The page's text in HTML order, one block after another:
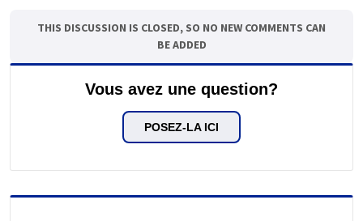
THIS DISCUSSION IS CLOSED, SO NO NEW COMMENTS CAN
BE ADDED
Vous avez une question?
POSEZ-LA ICI